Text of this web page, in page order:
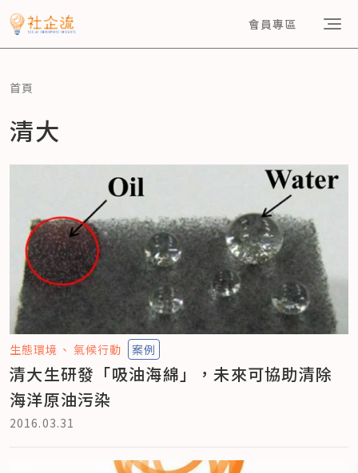
會員專區
首頁
清大
生態環境 氣候行動 案例
清大生研發「吸油海綿」，未來可協助清除
海洋原油污染
2016.03.31